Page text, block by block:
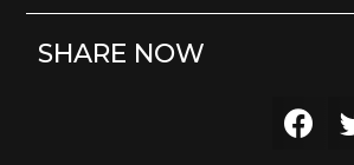
SHARE NOW